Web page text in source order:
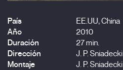
País
EE.UU, China
Año
2010
Duración
27 min.
Dirección
J. P. Sniadecki
Montaje
J. P. Sniadecki